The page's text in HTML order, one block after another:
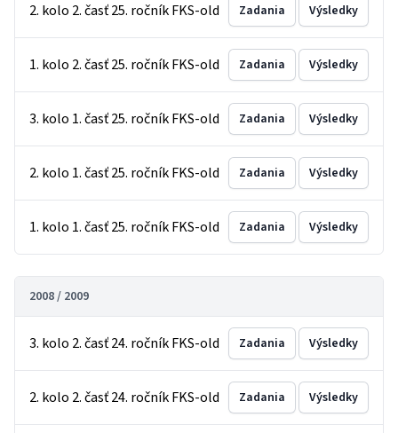
2. kolo 2. časť 25. ročník FKS-old Zadania Výsledky
1. kolo 2. časť 25. ročník FKS-old Zadania Výsledky
3. kolo 1. časť 25. ročník FKS-old Zadania Výsledky
2. kolo 1. časť 25. ročník FKS-old Zadania Výsledky
1. kolo 1. časť 25. ročník FKS-old Zadania Výsledky
2008 / 2009
3. kolo 2. časť 24. ročník FKS-old Zadania Výsledky
2. kolo 2. časť 24. ročník FKS-old Zadania Výsledky